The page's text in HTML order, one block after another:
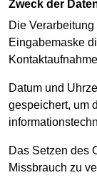
Zweck der
Die
Eingabemaske
Datum und
gespeichert, um
Das Setzen des
Missbrauch zu